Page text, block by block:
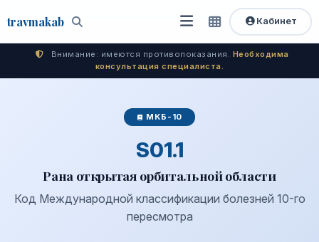
travmakab Поиск
Открыть
меню
Быстрый
доступ
Кабинет
Внимание: имеются противопоказания. Необходима
консультация специалиста.
МКБ-10
S01.1
Рана открытая орбитальной области
Код Международной классификации болезней 10-го
пересмотра